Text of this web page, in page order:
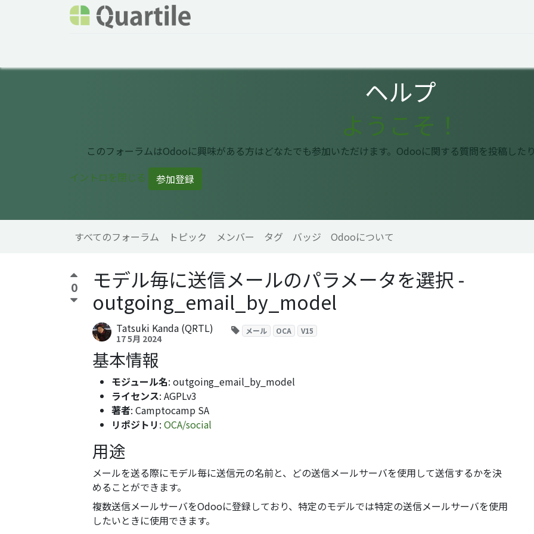
ヘルプ
ようこそ！
このフォーラムはOdooに興味がある方はどなたでも参加いただけます。Odooに関する質問を投稿した
イントロを閉じる
参加登録
すべてのフォーラム トピック メンバー タグ バッジ Odooについて
0
モデル毎に送信メールのパラメータを選択 -
outgoing_email_by_model
Tatsuki Kanda (QRTL)
17 5月 2024
メール OCA V15
基本情報
モジュール名: outgoing_email_by_model
ライセンス: AGPLv3
著者: Camptocamp SA
リポジトリ: OCA/social
用途
メールを送る際にモデル毎に送信元の名前と、どの送信メールサーバを使用して送信するかを決
めることができます。
複数送信メールサーバをOdooに登録しており、特定のモデルでは特定の送信メールサーバを使用
したいときに使用できます。